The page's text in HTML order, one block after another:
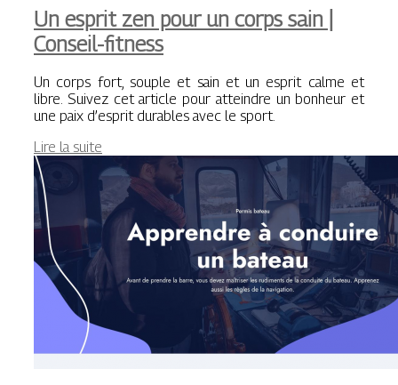
Un esprit zen pour un corps sain |
Conseil-fitness
Un corps fort, souple et sain et un esprit calme et
libre. Suivez cet article pour atteindre un bonheur et
une paix d’esprit durables avec le sport.
Lire la suite